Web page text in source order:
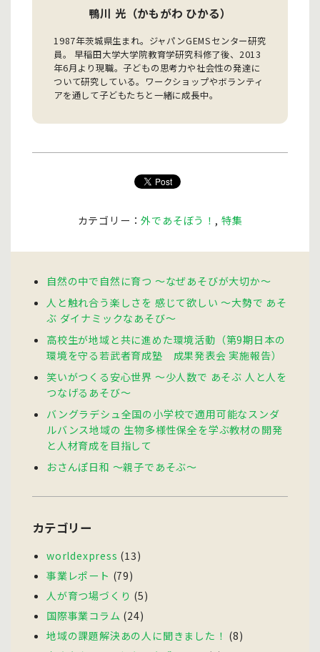
鴨川 光（かもがわ ひかる）
1987年茨城県生まれ。ジャパンGEMSセンター研究
員。 早稲田大学大学院教育学研究科修了後、2013
年6月より現職。子どもの思考力や社会性の発達に
ついて研究している。ワークショップやボランティ
アを通して子どもたちと一緒に成長中。
カテゴリー：外であそぼう！ , 特集
自然の中で自然に育つ 〜なぜあそびが大切か〜
人と触れ合う楽しさを 感じて欲しい 〜大勢で あそ
ぶ ダイナミックなあそび〜
高校生が地域と共に進めた環境活動（第9期日本の
環境を守る若武者育成塾 成果発表会 実施報告）
笑いがつくる安心世界 〜少人数で あそぶ 人と人を
つなげるあそび〜
バングラデシュ全国の小学校で適用可能なスンダ
ルバンス地域の 生物多様性保全を学ぶ教材の開発
と人材育成を目指して
おさんぽ日和 〜親子であそぶ〜
カテゴリー
worldexpress (13)
事業レポート (79)
人が育つ場づくり (5)
国際事業コラム (24)
地域の課題解決あの人に聞きました！ (8)